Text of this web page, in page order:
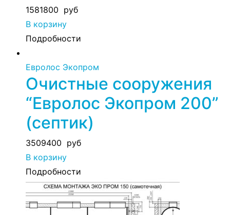
1581800 руб
В корзину
Подробности
Евролос Экопром
Очистные сооружения
“Евролос Экопром 200”
(септик)
3509400 руб
В корзину
Подробности